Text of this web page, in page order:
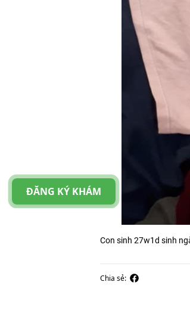
Con sinh 27w1d sinh
Chia sẻ:
ĐĂNG KÝ KHÁM